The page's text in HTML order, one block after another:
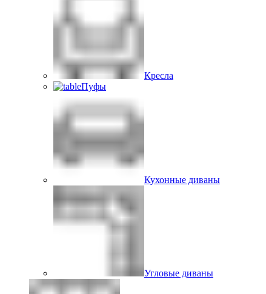
Кресла
Пуфы
Кухонные диваны
Угловые диваны